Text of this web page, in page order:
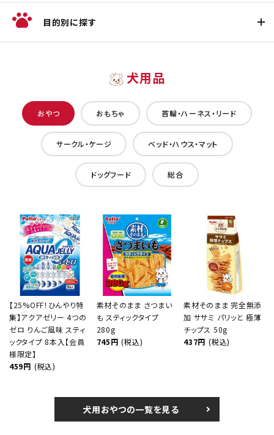
目的別に探す
犬用品
おやつ おもちゃ 首輪・ハーネス・リード
サークル・ケージ ベッド・ハウス・マット
ドッグフード 総合
【25%OFF！ひんやり特
集】アクアゼリー 4つの
ゼロ りんご風味 スティ
ックタイプ 8本入【会員
様限定】
459円 (税込)
素材そのまま さつまい
も スティックタイプ
280g
745円 (税込)
素材そのまま 完全無添
加 ササミ パリッと 極薄
チップス 50g
437円 (税込)
犬用おやつの一覧を見る